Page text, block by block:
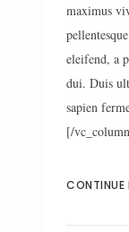
maximus
eleifend, a
dui. Duis
sapien
[/
CONTINUE